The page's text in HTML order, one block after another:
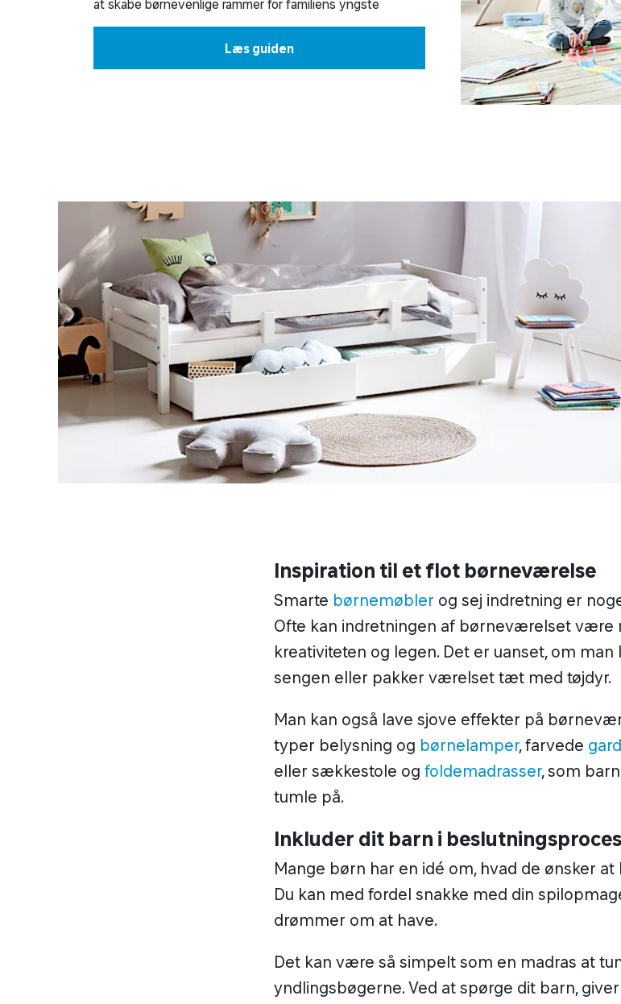
at skabe børnevenlige rammer for familiens yngste
Læs guiden
Inspiration til et flot børneværelse
Smarte børnemøbler og sej indretning er
Ofte kan indretningen af børneværelset være
kreativiteten og legen. Det er uanset, om
sengen eller pakker værelset tæt med tøjdyr.
Man kan også lave sjove effekter på
typer belysning og børnelamper, farvede
eller sækkestole og foldemadrasser, som
tumle på.
Inkluder dit barn i
Mange børn har en idé om, hvad de ønsker
Du kan med fordel snakke med din
drømmer om at have.
Det kan være så simpelt som en madras at
yndlingsbøgerne. Ved at spørge dit barn,